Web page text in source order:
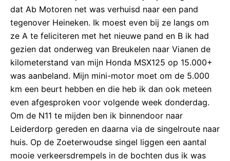
dat Ab Motoren net was verhuisd naar een pand
tegenover Heineken. Ik moest even bij ze langs om
ze A te feliciteren met het nieuwe pand en B ik had
gezien dat onderweg van Breukelen naar Vianen de
kilometerstand van mijn Honda MSX125 op 15.000+
was aanbeland. Mijn mini-motor moet om de 5.000
km een beurt hebben en die heb ik dan ook meteen
even afgesproken voor volgende week donderdag.
Om de N11 te mijden ben ik binnendoor naar
Leiderdorp gereden en daarna via de singelroute naar
huis. Op de Zoeterwoudse singel liggen een aantal
mooie verkeersdrempels in de bochten dus ik was